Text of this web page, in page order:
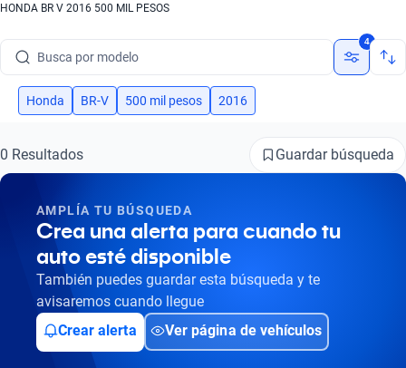
HONDA BR V 2016 500 MIL PESOS
Busca por modelo
Busca por versión
Busca por marca
Busca por modelo
Busca por versión
Busca por año
4
Honda BR-V 500 mil pesos 2016
0 Resultados Guardar búsqueda
AMPLÍA TU BÚSQUEDA
Crea una alerta para cuando tu
auto esté disponible
También puedes guardar esta búsqueda y te
avisaremos cuando llegue
Crear alerta
Ver página de vehículos